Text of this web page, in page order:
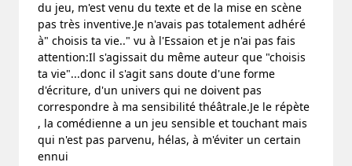
du jeu, m'est venu du texte et de la mise en scène
pas très inventive.Je n'avais pas totalement adhéré
à" choisis ta vie.." vu à l'Essaion et je n'ai pas fais
attention:Il s'agissait du même auteur que "choisis
ta vie"...donc il s'agit sans doute d'une forme
d'écriture, d'un univers qui ne doivent pas
correspondre à ma sensibilité théâtrale.Je le répète
, la comédienne a un jeu sensible et touchant mais
qui n'est pas parvenu, hélas, à m'éviter un certain
ennui